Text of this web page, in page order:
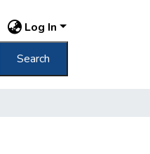
Log In
Search